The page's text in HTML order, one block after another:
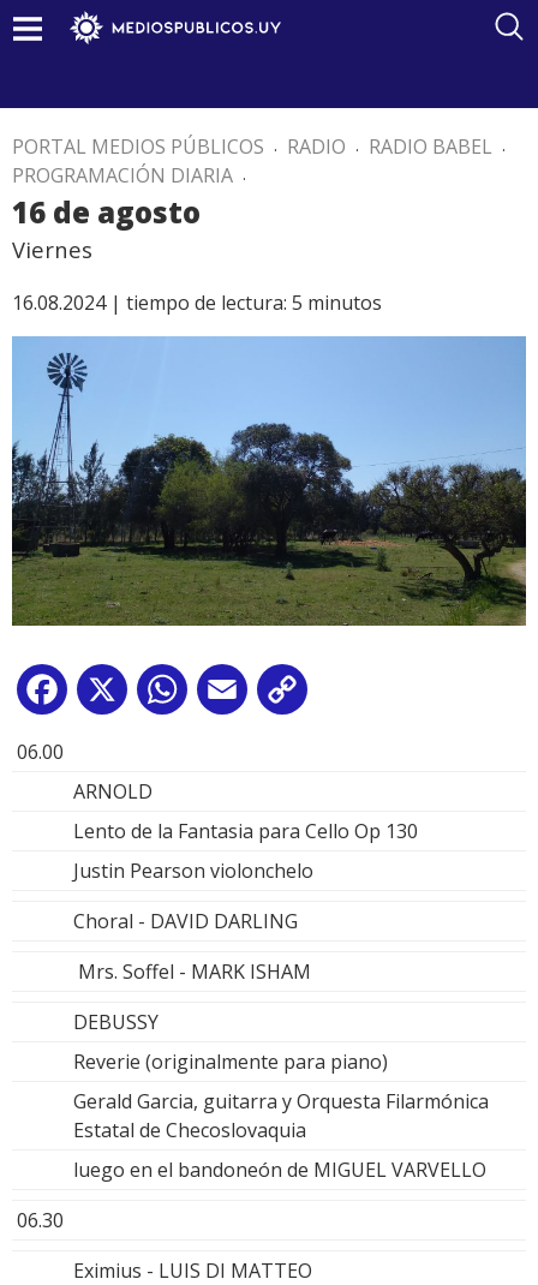
PORTAL MEDIOS PÚBLICOS . RADIO . RADIO BABEL .
PROGRAMACIÓN DIARIA .
16 de agosto
Viernes
16.08.2024 | tiempo de lectura: 5 minutos
Facebook
X WhatsApp
Email
06.00
ARNOLD
Lento de la Fantasia para Cello Op 130
Justin Pearson violonchelo
Choral - DAVID DARLING
Mrs. Soffel - MARK ISHAM
DEBUSSY
Reverie (originalmente para piano)
Gerald Garcia, guitarra y Orquesta Filarmónica
Estatal de Checoslovaquia
luego en el bandoneón de MIGUEL VARVELLO
06.30
Eximius - LUIS DI MATTEO